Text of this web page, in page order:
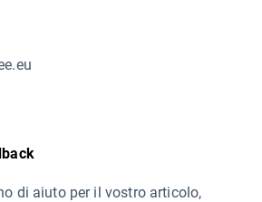
di aiuto per il vostro articolo,